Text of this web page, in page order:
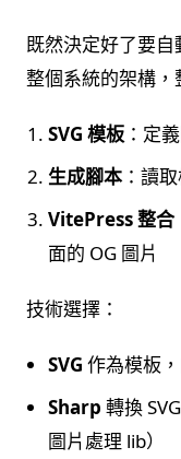
既然決定好了要
整個系統的架構，
SVG 模板 ：定
生成腳本：讀
VitePress 整合
面的 OG 圖片
技術選擇：
SVG 作為模板
Sharp 轉換
圖片處理 lib）